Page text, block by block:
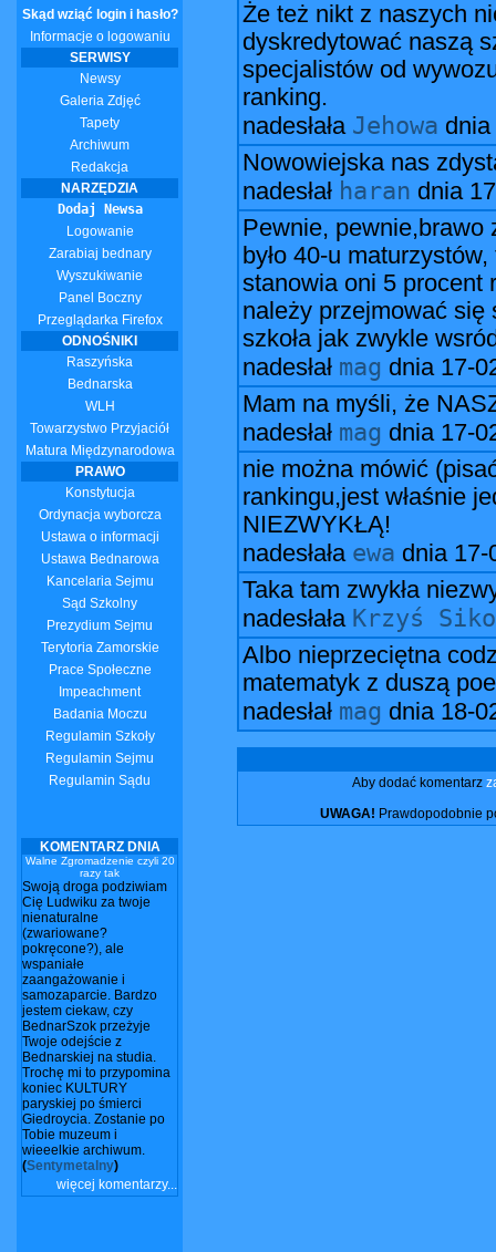
Skąd wziąć login i hasło?
Informacje o logowaniu
SERWISY
Newsy
Galeria Zdjęć
Tapety
Archiwum
Redakcja
NARZĘDZIA
Dodaj Newsa
Logowanie
Zarabiaj bednary
Wyszukiwanie
Panel Boczny
Przeglądarka Firefox
ODNOŚNIKI
Raszyńska
Bednarska
WLH
Towarzystwo Przyjaciół
Matura Międzynarodowa
PRAWO
Konstytucja
Ordynacja wyborcza
Ustawa o informacji
Ustawa Bednarowa
Kancelaria Sejmu
Sąd Szkolny
Prezydium Sejmu
Terytoria Zamorskie
Prace Społeczne
Impeachment
Badania Moczu
Regulamin Szkoły
Regulamin Sejmu
Regulamin Sądu
KOMENTARZ DNIA
Walne Zgromadzenie czyli 20
razy tak
Swoją droga podziwiam
Cię Ludwiku za twoje
nienaturalne
(zwariowane?
pokręcone?), ale
wspaniałe
zaangażowanie i
samozaparcie. Bardzo
jestem ciekaw, czy
BednarSzok przeżyje
Twoje odejście z
Bednarskiej na studia.
Trochę mi to przypomina
koniec KULTURY
paryskiej po śmierci
Giedroycia. Zostanie po
Tobie muzeum i
wieeelkie archiwum.
(Sentymetalny)
więcej komentarzy...
Że też nikt z naszych
dyskredytować naszą
specjalistów od
ranking.
nadesłała Jehowa dnia
Nowowiejska nas
nadesłał haran dnia
Pewnie, pewnie,brawo
było 40-u
stanowia oni 5 procent
należy przejmować się
szkoła jak zwykle
nadesłał mag dnia 17-
Mam na myśli, że
nadesłał mag dnia 17-
nie można mówić
rankingu,jest właśnie
NIEZWYKŁĄ!
nadesłała ewa dnia 17-
Taka tam zwykła
nadesłała Krzyś
Albo nieprzeciętna
matematyk z duszą
nadesłał mag dnia 18-
Aby dodać komentarz
UWAGA! Prawdopodobnie